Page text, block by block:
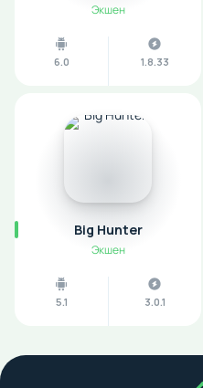
Экшен
6.0 1.8.33
Big Hunter
Экшен
5.1 3.0.1